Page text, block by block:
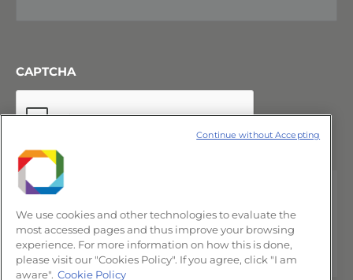
CAPTCHA
We use cookies and other technologies to evaluate the
most accessed pages and thus improve your browsing
experience. For more information on how this is done,
please visit our "Cookies Policy". If you agree, click "I am
aware". Cookie Policy
Continue without Accepting